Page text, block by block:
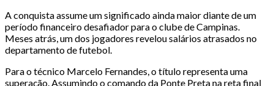
A conquista assume um significado ainda maior diante de um
período financeiro desafiador para o clube de Campinas.
Meses atrás, um dos jogadores revelou salários atrasados no
departamento de futebol.
Para o técnico Marcelo Fernandes, o título representa uma
superação. Assumindo o comando da Ponte Preta na reta final